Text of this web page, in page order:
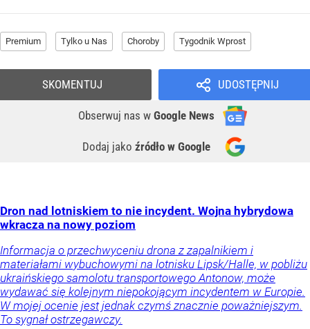
Premium Tylko u Nas Choroby Tygodnik Wprost
UDOSTĘPNIJ
Obserwuj nas w Google News
Dodaj jako źródło w Google
SKOMENTUJ
Dron nad lotniskiem to nie incydent. Wojna hybrydowa
wkracza na nowy poziom
Informacja o przechwyceniu drona z zapalnikiem i
materiałami wybuchowymi na lotnisku Lipsk/Halle, w pobliżu
ukraińskiego samolotu transportowego Antonow, może
wydawać się kolejnym niepokojącym incydentem w Europie.
W mojej ocenie jest jednak czymś znacznie poważniejszym.
To sygnał ostrzegawczy.